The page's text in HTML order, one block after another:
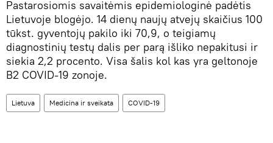
Pastarosiomis savaitėmis epidemiologinė padėtis
Lietuvoje blogėjo. 14 dienų naujų atvejų skaičius 100
tūkst. gyventojų pakilo iki 70,9, o teigiamų
diagnostinių testų dalis per parą išliko nepakitusi ir
siekia 2,2 procento. Visa šalis kol kas yra geltonoje
B2 COVID-19 zonoje.
Lietuva Medicina ir sveikata COVID-19